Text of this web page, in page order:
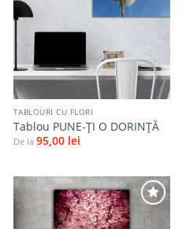
Adaugă
la
TABLOURI CU FLORI
Tablou PUNE-ŢI O DORINŢĂ
De la 95,00 lei